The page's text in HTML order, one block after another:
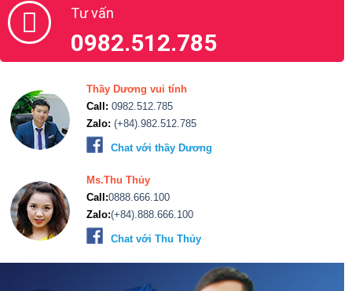
Tư vấn
0982.512.785
Thầy Dương vui tính
Call: 0982.512.785
Zalo: (+84).982.512.785
Chat với thầy Dương
Ms.Thu Thủy
Call:0888.666.100
Zalo:(+84).888.666.100
Chat với Thu Thủy